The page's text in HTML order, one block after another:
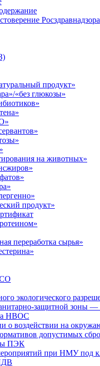
Росздравнадзора
продукт»
«без глюкозы»
на животных»
продукт»
переработка сырья»
экологического
защитной зоны
НВОС
о воздействии на
допустимых
ПЭК
при НМУ под